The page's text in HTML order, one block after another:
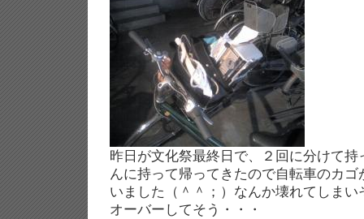
昨日が文化祭最終日で、２回に分けて
んに持って帰ってきたので自転車のカ
いました（＾＾；）なんか壊れてしま
オーバーしてそう・・・